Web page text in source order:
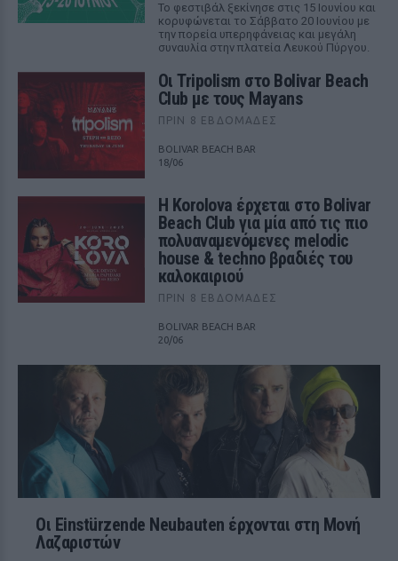
Το φεστιβάλ ξεκίνησε στις 15 Ιουνίου και
κορυφώνεται το Σάββατο 20 Ιουνίου με
την πορεία υπερηφάνειας και μεγάλη
συναυλία στην πλατεία Λευκού Πύργου.
Οι Tripolism στο Bolivar Beach
Club με τους Mayans
ΠΡΙΝ 8 ΕΒΔΟΜΆΔΕΣ
BOLIVAR BEACH BAR
18/06
Η Korolova έρχεται στο Bolivar
Beach Club για μία από τις πιο
πολυαναμενόμενες melodic
house & techno βραδιές του
καλοκαιριού
ΠΡΙΝ 8 ΕΒΔΟΜΆΔΕΣ
BOLIVAR BEACH BAR
20/06
Οι Einstürzende Neubauten έρχονται στη Μονή
Λαζαριστών